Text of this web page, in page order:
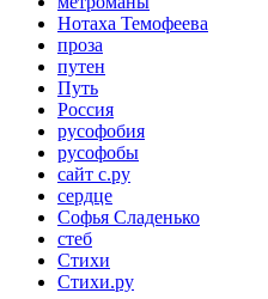
Нотаха Темофеева
проза
путен
Путь
Россия
русофобия
русофобы
сайт с.ру
сердце
Софья Сладенько
стеб
Стихи
Стихи.ру